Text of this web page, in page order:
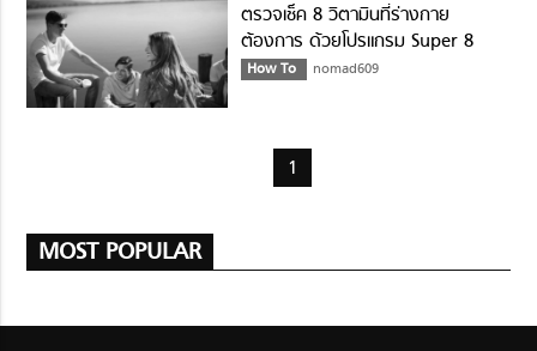
ตรวจเช็ค 8 วิตามินที่ร่างกาย
ต้องการ ด้วยโปรแกรม Super 8
Vitamins & Antioxidants
How To nomad609
1
MOST POPULAR